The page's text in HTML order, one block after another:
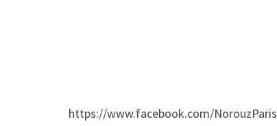
https://www.facebook.com/NorouzParis